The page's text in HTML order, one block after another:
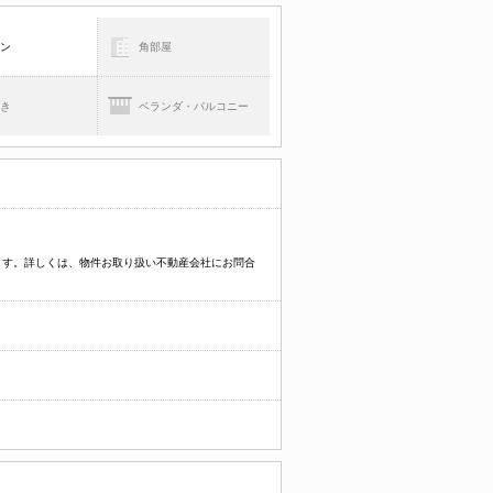
角部屋
ベランダ・バルコニー
。詳しくは、物件お取り扱い不動産会社にお問合